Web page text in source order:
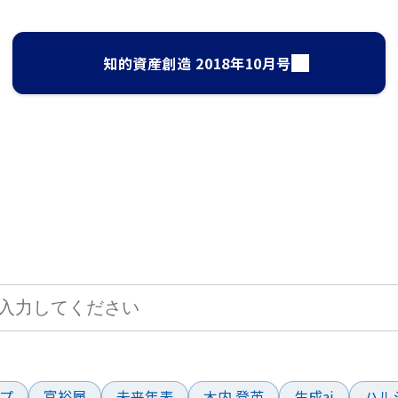
知的資産創造 2018年10月号